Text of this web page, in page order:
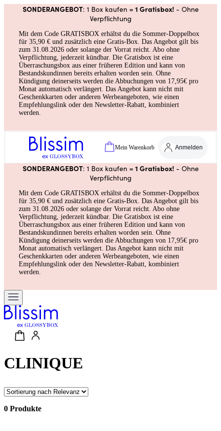
SONDERANGEBOT: 1 Box kaufen = 1 Gratisbox! - Ohne
Verpflichtung
Mit dem Code GRATISBOX erhältst du die Sommer-Doppelbox
für 35,90 € und zusätzlich eine Gratis-Box. Das Angebot gilt bis
zum 31.08.2026 oder solange der Vorrat reicht. Abo ohne
Verpflichtung, jederzeit kündbar. Die Gratisbox ist eine
Überraschungsbox aus einer früheren Edition und kann von
Bestandskundinnen bereits erhalten worden sein. Ohne
Kündigung deinerseits werden die Abbuchungen von 17,95€ pro
Monat automatisch verlängert. Das Angebot kann nicht mit
Geschenkkarten oder anderen Werbeangeboten, wie einen
Empfehlungslink oder den Newsletter-Rabatt, kombiniert
werden.
Mein Warenkorb Anmelden
SONDERANGEBOT: 1 Box kaufen = 1 Gratisbox! - Ohne
Verpflichtung
Mit dem Code GRATISBOX erhältst du die Sommer-Doppelbox
für 35,90 € und zusätzlich eine Gratis-Box. Das Angebot gilt bis
zum 31.08.2026 oder solange der Vorrat reicht. Abo ohne
Verpflichtung, jederzeit kündbar. Die Gratisbox ist eine
Überraschungsbox aus einer früheren Edition und kann von
Bestandskundinnen bereits erhalten worden sein. Ohne
Kündigung deinerseits werden die Abbuchungen von 17,95€ pro
Monat automatisch verlängert. Das Angebot kann nicht mit
Geschenkkarten oder anderen Werbeangeboten, wie einen
Empfehlungslink oder den Newsletter-Rabatt, kombiniert
werden.
CLINIQUE
0 Produkte